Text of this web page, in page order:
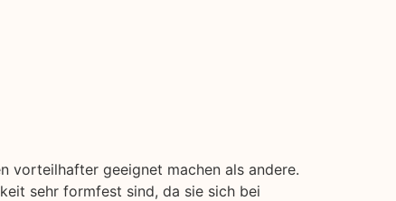
vorteilhafter geeignet machen als andere.
sehr formfest sind, da sie sich bei